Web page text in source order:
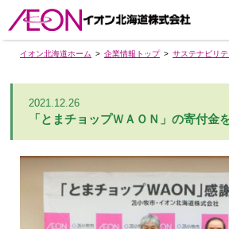
イオン北海道ホーム 企業情報トップ サステナビリテ
2021.12.26
「とまチョップＷＡＯＮ」の寄付金